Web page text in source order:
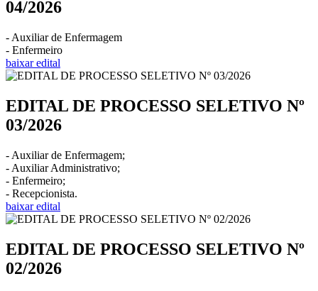
04/2026
- Auxiliar de Enfermagem
- Enfermeiro
baixar edital
EDITAL DE PROCESSO SELETIVO Nº
03/2026
- Auxiliar de Enfermagem;
- Auxiliar Administrativo;
- Enfermeiro;
- Recepcionista.
baixar edital
EDITAL DE PROCESSO SELETIVO Nº
02/2026